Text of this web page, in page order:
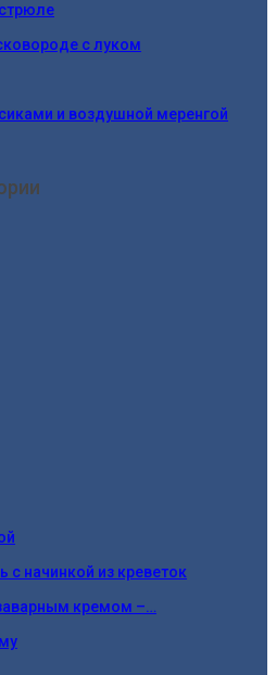
с луком
и воздушной меренгой
начинкой из креветок
кремом –…